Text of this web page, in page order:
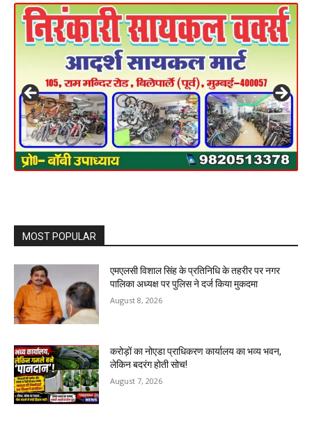
MOST POPULAR
एमएलसी विशाल सिंह के प्रतिनिधि के तहरीर पर नगर
पालिका अध्यक्ष पर पुलिस ने दर्ज किया मुकदमा
August 8, 2026
करोड़ों का नोएडा प्राधिकरण कार्यालय का भव्य भवन,
लेकिन बदरंग होती सोच!
August 7, 2026